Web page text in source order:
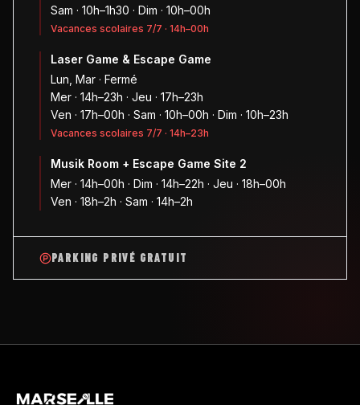
Sam · 10h–1h30 · Dim · 10h–00h
Vacances scolaires 7/7 · 14h–00h
Laser Game & Escape Game
Lun, Mar · Fermé
Mer · 14h–23h · Jeu · 17h–23h
Ven · 17h–00h · Sam · 10h–00h · Dim · 10h–23h
Vacances scolaires 7/7 · 14h–23h
Musik Room + Escape Game Site 2
Mer · 14h–00h · Dim · 14h–22h · Jeu · 18h–00h
Ven · 18h–2h · Sam · 14h–2h
PARKING PRIVÉ GRATUIT